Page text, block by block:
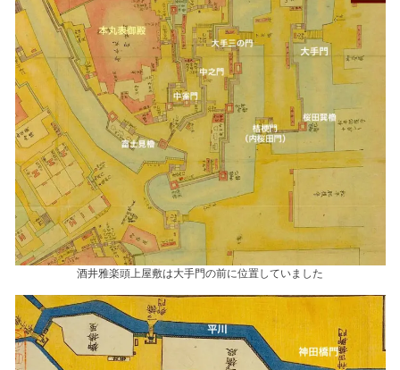
酒井雅楽頭上屋敷は大手門の前に位置していました